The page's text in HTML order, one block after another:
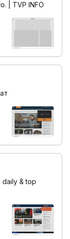
| TVP INFO
daily & top